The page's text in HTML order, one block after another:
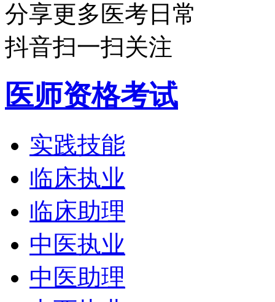
分享更多医考日常
抖音扫一扫关注
医师资格考试
实践技能
临床执业
临床助理
中医执业
中医助理